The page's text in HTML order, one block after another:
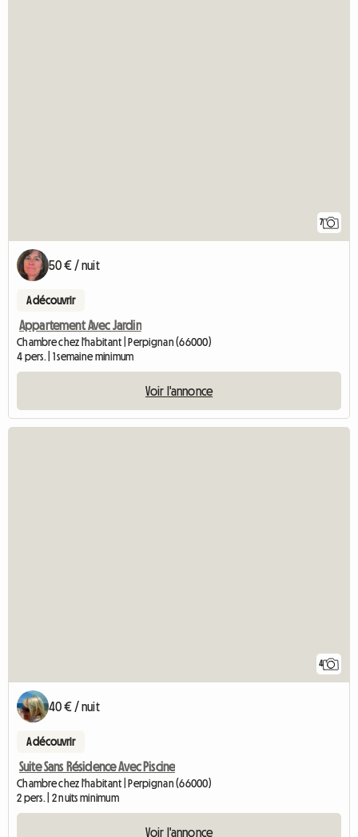
7
50 € / nuit
A découvrir
Appartement Avec Jardin
Chambre chez l'habitant | Perpignan (66000)
4 pers. | 1 semaine minimum
Voir l'annonce
4
40 € / nuit
A découvrir
Suite Sans Résidence Avec Piscine
Chambre chez l'habitant | Perpignan (66000)
2 pers. | 2 nuits minimum
Voir l'annonce